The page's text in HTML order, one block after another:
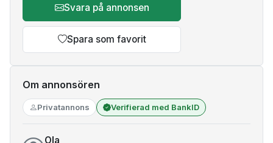
Svara på annonsen
Spara som favorit
Om annonsören
Privatannons Verifierad med BankID
Ola